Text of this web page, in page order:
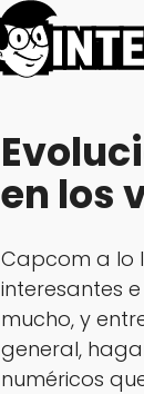
en los
Capcom a lo
interesantes
mucho, y
general,
numéricos